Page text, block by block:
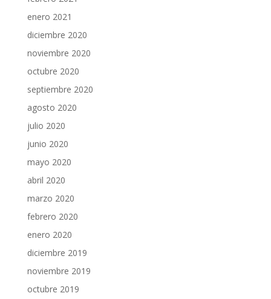
enero 2021
diciembre 2020
noviembre 2020
octubre 2020
septiembre 2020
agosto 2020
julio 2020
junio 2020
mayo 2020
abril 2020
marzo 2020
febrero 2020
enero 2020
diciembre 2019
noviembre 2019
octubre 2019